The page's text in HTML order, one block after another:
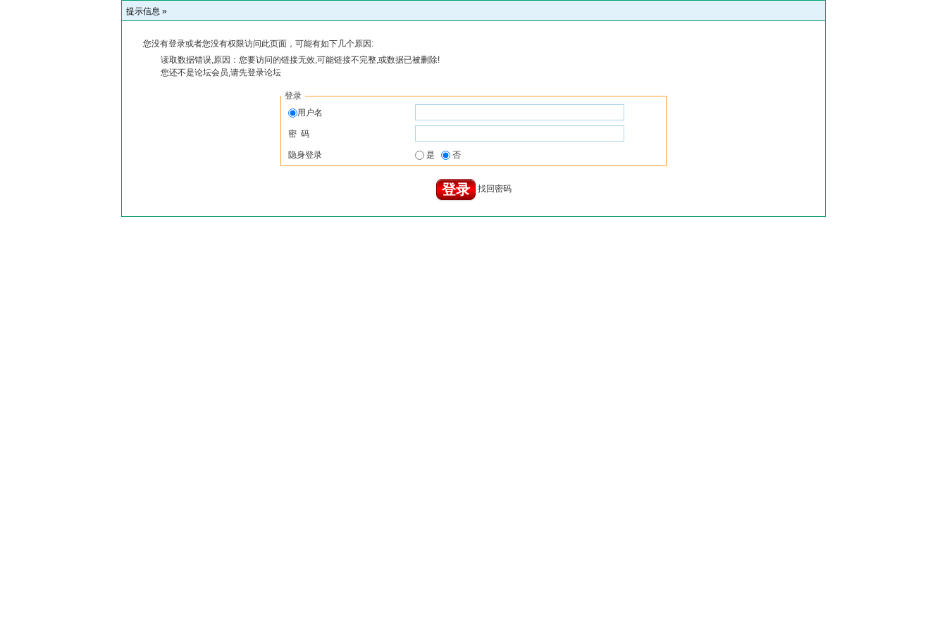
提示信息 »
您没有登录或者您没有权限访问此页面，可能有如下几个原因:
读取数据错误,原因：您要访问的链接无效,可能链接不完整,或数据已被删除!
您还不是论坛会员,请先登录论坛
登录
用户名
密 码
隐身登录 是 否
找回密码